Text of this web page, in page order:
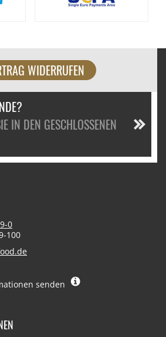
WIDERRUFEN
IN DEN GESCHLOSSENEN
0
100
senden